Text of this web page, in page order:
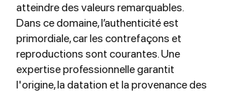
atteindre des valeurs remarquables.
Dans ce domaine, l’authenticité est
primordiale, car les contrefaçons et
reproductions sont courantes. Une
expertise professionnelle garantit
l'origine, la datation et la provenance des